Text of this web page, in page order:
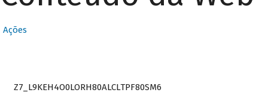
Ações
Z7_L9KEH4O0LORH80ALCLTPF80SM6